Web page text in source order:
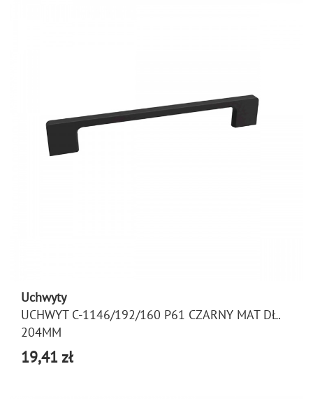
Uchwyty
UCHWYT C-1146/192/160 P61 CZARNY MAT DŁ.
204MM
19,41 zł